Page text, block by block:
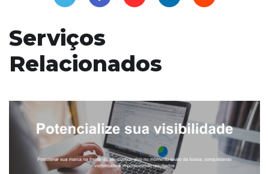
Serviços
Relacionados